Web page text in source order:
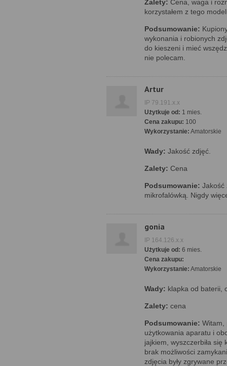
Zalety: Cena, waga i
korzystałem z tego
Podsumowanie:
wykonania i robionych
do kieszeni i mieć
nie polecam.
Artur
IP 79.191.x.x
Użytkuje od: 1 mies.
Cena zakupu: 100
Wykorzystanie: Amatorskie
Wady: Jakość zdjęć.
Zalety: Cena
Podsumowanie: Jakość
mikrofalówką. Nigdy
gonia
IP 164.126.x.x
Użytkuje od: 6 mies.
Cena zakupu:
Wykorzystanie: Amatorskie
Wady: klapka od baterii,
Zalety: cena
Podsumowanie: Witam,
użytkowania aparatu i
jajkiem, wyszczerbiła
brak możliwości
zdjęcia były zgrywane